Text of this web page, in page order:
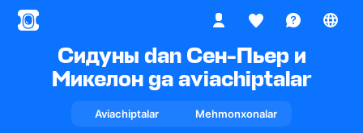
Сидуны dan Сен-Пьер и
Микелон ga aviachiptalar
Aviachiptalar Mehmonxonalar